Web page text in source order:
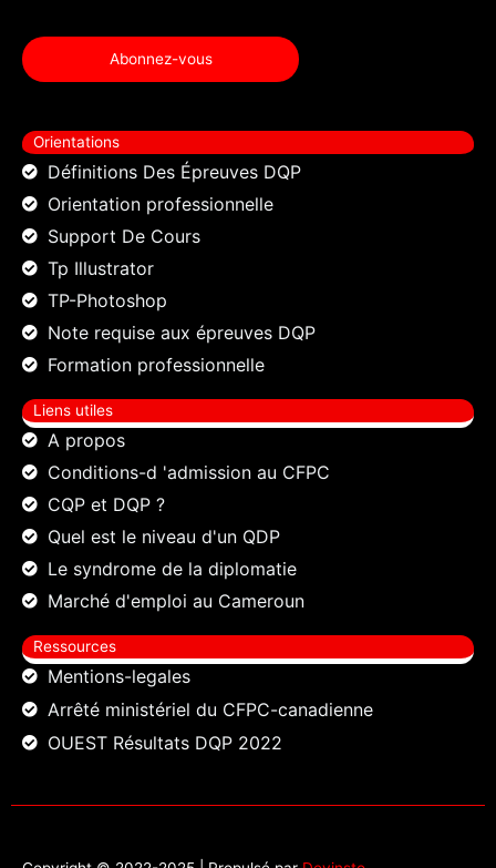
Abonnez-vous
Orientations
Définitions Des Épreuves DQP
Orientation professionnelle
Support De Cours
Tp Illustrator
TP-Photoshop
Note requise aux épreuves DQP
Formation professionnelle
Liens utiles
A propos
Conditions-d 'admission au CFPC
CQP et DQP ?
Quel est le niveau d'un QDP
Le syndrome de la diplomatie
Marché d'emploi au Cameroun
Ressources
Mentions-legales
Arrêté ministériel du CFPC-canadienne
OUEST Résultats DQP 2022